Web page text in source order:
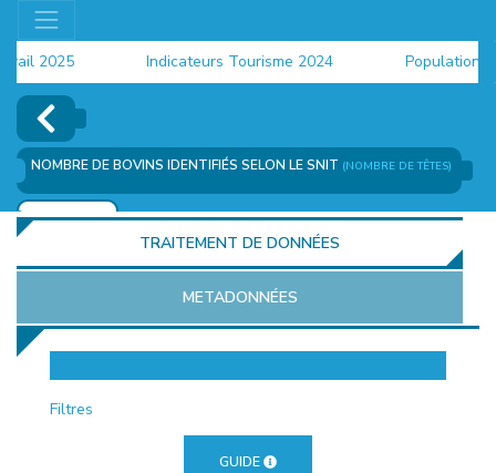
2025 Indicateurs Tourisme 2024 Population
NOMBRE DE BOVINS IDENTIFIÉS SELON LE SNIT (NOMBRE DE TÊTES)
AJOUTER
TRAITEMENT DE DONNÉES
METADONNÉES
Filtres
GUIDE